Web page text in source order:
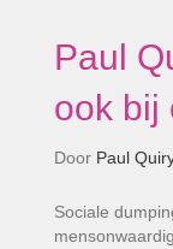
Paul
ook bij
Door Paul
Sociale